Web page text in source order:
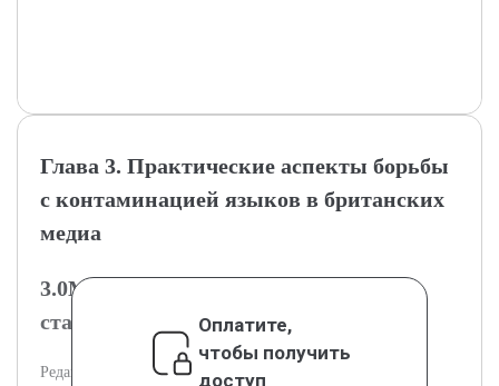
Глава 3. Практические аспекты борьбы
с контаминацией языков в британских
медиа
3.0Меры редакционной политики и
стандартизации
Редакционные подходы к контролю языка в британских
Оплатите,
чтобы получить
доступ